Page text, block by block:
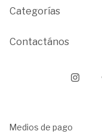
Categorías
Contactános
Medios de pago